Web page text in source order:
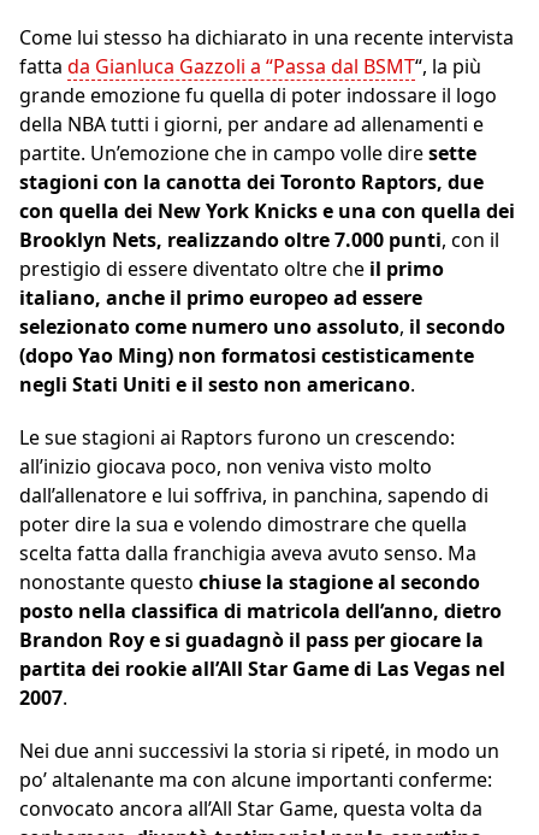
Come lui stesso ha dichiarato in una recente intervista
fatta da Gianluca Gazzoli a “Passa dal BSMT“, la più
grande emozione fu quella di poter indossare il logo
della NBA tutti i giorni, per andare ad allenamenti e
partite. Un’emozione che in campo volle diresette
stagioni con la canotta dei Toronto Raptors, due
con quella dei New York Knicks e una con quella dei
Brooklyn Nets, realizzando oltre 7.000 punti, con il
prestigio di essere diventato oltre che il primo
italiano, anche il primo europeo ad essere
selezionato come numero uno assoluto, il secondo
(dopo Yao Ming) non formatosi cestisticamente
negli Stati Uniti e il sesto non americano.
Le sue stagioni ai Raptors furono un crescendo:
all’inizio giocava poco, non veniva visto molto
dall’allenatore e lui soffriva, in panchina, sapendo di
poter dire la sua e volendo dimostrare che quella
scelta fatta dalla franchigia aveva avuto senso. Ma
nonostante questo chiuse la stagione al secondo
posto nella classifica di matricola dell’anno, dietro
Brandon Roy e si guadagnò il pass per giocare la
partita dei rookie all’All Star Game di Las Vegas nel
2007.
Nei due anni successivi la storia si ripeté, in modo un
po’ altalenante ma con alcune importanti conferme:
convocato ancora all’All Star Game, questa volta da